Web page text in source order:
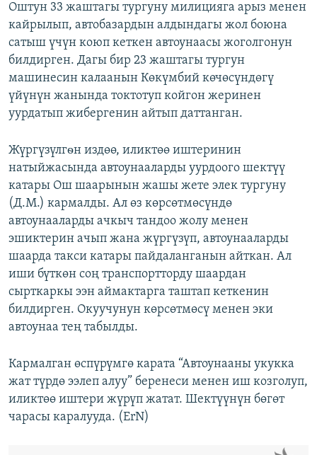
Оштун 33 жаштагы тургуну милицияга арыз менен
кайрылып, автобазардын алдындагы жол боюна
сатыш үчүн коюп кеткен автоунаасы жоголгонун
билдирген. Дагы бир 23 жаштагы тургун
машинесин калаанын Көкүмбий көчөсүндөгү
үйүнүн жанында токтотуп койгон жеринен
уурдатып жибергенин айтып даттанган.
Жүргүзүлгѳн издөө, иликтөө иштеринин
натыйжасында автоунааларды уурдоого шектүү
катары Ош шаарынын жашы жете элек тургуну
(Д.М.) кармалды. Ал өз көрсөтмөсүндө
автоунааларды ачкыч тандоо жолу менен
эшиктерин ачып жана жүргүзүп, автоунааларды
шаарда такси катары пайдаланганын айткан. Ал
иши бүткөн соң транспортторду шаардан
сырткаркы ээн аймактарга таштап кеткенин
билдирген. Окуучунун көрсөтмөсү менен эки
автоунаа тең табылды.
Кармалган өспүрүмгө карата “Автоунааны укукка
жат түрдө ээлеп алуу” беренеси менен иш козголуп,
иликтөө иштери жүрүп жатат. Шектүүнүн бөгөт
чарасы каралууда. (ErN)